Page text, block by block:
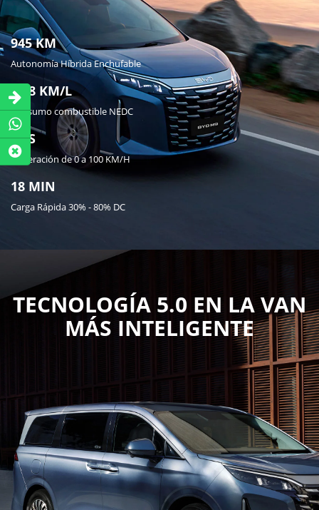
945 KM
Autonomía Híbrida Enchufable
17.8 KM/L
Consumo combustible NEDC
8.1S
Aceleración de 0 a 100 KM/H
18 MIN
Carga Rápida 30% - 80% DC
TECNOLOGÍA 5.0 EN LA VAN
MÁS INTELIGENTE